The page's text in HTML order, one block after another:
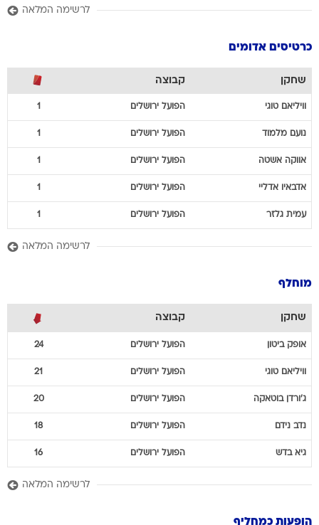
לרשימה המלאה
כרטיסים אדומים
שחקן קבוצה
וויליאם טוגי הפועל ירושלים 1
נועם מלמוד הפועל ירושלים 1
אווקה אשטה הפועל ירושלים 1
אדבאיו אדליי הפועל ירושלים 1
עמית גלזר הפועל ירושלים 1
לרשימה המלאה
מוחלף
שחקן קבוצה
אופק ביטון הפועל ירושלים 24
וויליאם טוגי הפועל ירושלים 21
ג'ורדן בוטאקה הפועל ירושלים 20
נדב נידם הפועל ירושלים 18
גיא בדש הפועל ירושלים 16
לרשימה המלאה
הופעות כמחליף